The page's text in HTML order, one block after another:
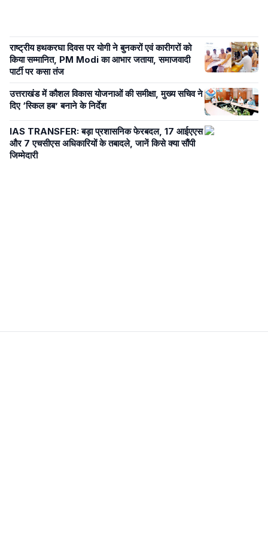
राष्ट्रीय हथकरघा दिवस पर योगी ने बुनकरों एवं कारीगरों को
किया सम्मानित, PM Modi का आभार जताया, समाजवादी
पार्टी पर कसा तंज
उत्तराखंड में कौशल विकास योजनाओं की समीक्षा, मुख्य सचिव ने
दिए ‘स्किल हब’ बनाने के निर्देश
IAS TRANSFER: बड़ा प्रशासनिक फेरबदल, 17 आईएएस
और 7 एचसीएस अधिकारियों के तबादले, जानें किसे क्या सौंपी
जिम्मेदारी